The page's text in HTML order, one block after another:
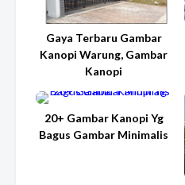
Gaya Terbaru Gambar
Kanopi Warung, Gambar
Kanopi
20+ Gambar Kanopi Yg
Bagus Gambar Minimalis